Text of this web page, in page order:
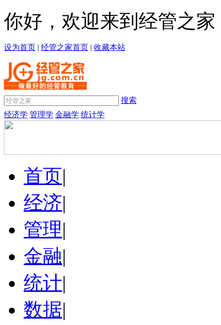
你好，欢迎来到经管之家
设为首页 | 经管之家首页 | 收藏本站
搜索
经济学 管理学 金融学 统计学
首页|
经济|
管理|
金融|
统计|
数据|